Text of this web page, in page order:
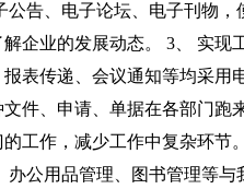
告、电子论坛、电子刊物
企业的发展动态。 3、 实现
表传递、会议通知等均采用
件、申请、单据在各部门跑
工作，减少工作中复杂环节
公用品管理、图书管理等